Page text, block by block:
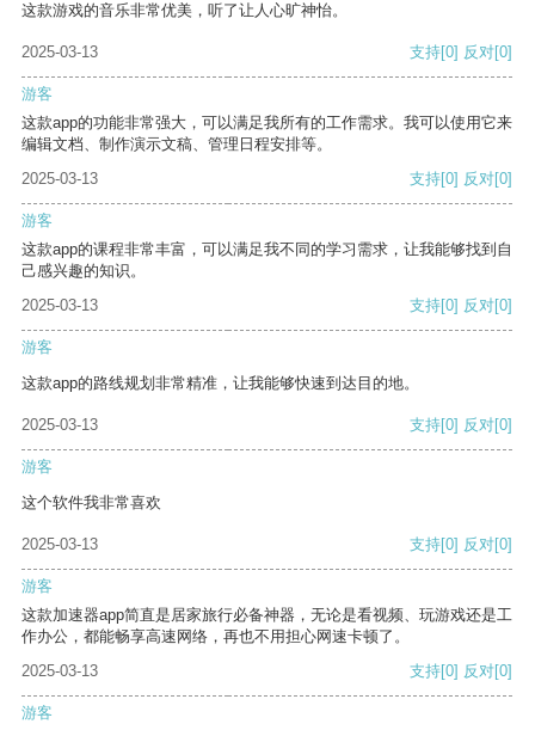
这款游戏的音乐非常优美，听了让人心旷神怡。
2025-03-13 支持[0] 反对[0]
游客
这款app的功能非常强大，可以满足我所有的工作需求。我可以使用它来
编辑文档、制作演示文稿、管理日程安排等。
2025-03-13
支持[0] 反对[0]
游客
这款app的课程非常丰富，可以满足我不同的学习需求，让我能够找到自
己感兴趣的知识。
2025-03-13
支持[0] 反对[0]
游客
这款app的路线规划非常精准，让我能够快速到达目的地。
2025-03-13 支持[0] 反对[0]
游客
这个软件我非常喜欢
2025-03-13 支持[0] 反对[0]
游客
这款加速器app简直是居家旅行必备神器，无论是看视频、玩游戏还是工
作办公，都能畅享高速网络，再也不用担心网速卡顿了。
2025-03-13
支持[0] 反对[0]
游客